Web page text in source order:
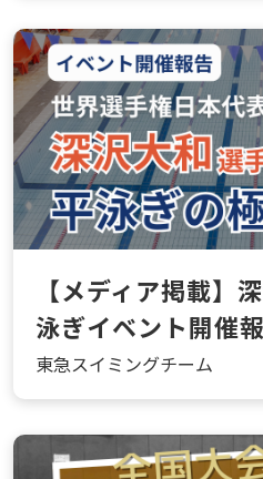
【メディア掲載】
泳ぎイベント開催
東急スイミングチーム